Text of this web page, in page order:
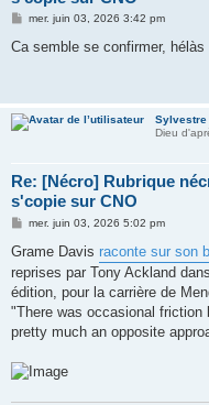
M
s
mer. juin 03, 2026 3:42 pm
Ca semble se confirmer, hélàs
Sylvestre
Dieu
Re: [Nécro] Rubrique
s'copie sur CNO
M
s
a
g
e
mer. juin 03, 2026 5:02 pm
Grame Davis raconte sur son
reprises par Tony Ackland
édition, pour la carrière de
"There was occasional friction
pretty much an opposite